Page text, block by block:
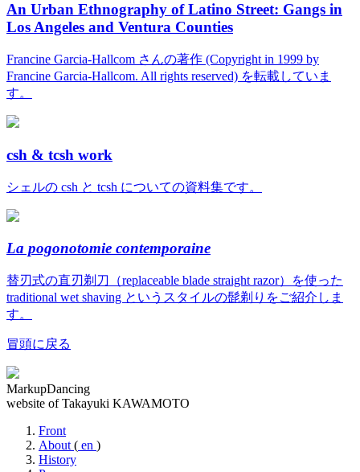
An Urban Ethnography of Latino Street: Gangs in
Los Angeles and Ventura Counties
Francine Garcia-Hallcom さんの著作 (Copyright in 1999 by
Francine Garcia-Hallcom. All rights reserved) を転載していま
す。
csh & tcsh work
シェルの csh と tcsh についての資料集です。
La pogonotomie contemporaine
替刃式の直刃剃刀（replaceable blade straight razor）を使った
traditional wet shaving というスタイルの髭剃りをご紹介しま
す。
冒頭に戻る
MarkupDancing
website of Takayuki KAWAMOTO
Front
About ( en )
History